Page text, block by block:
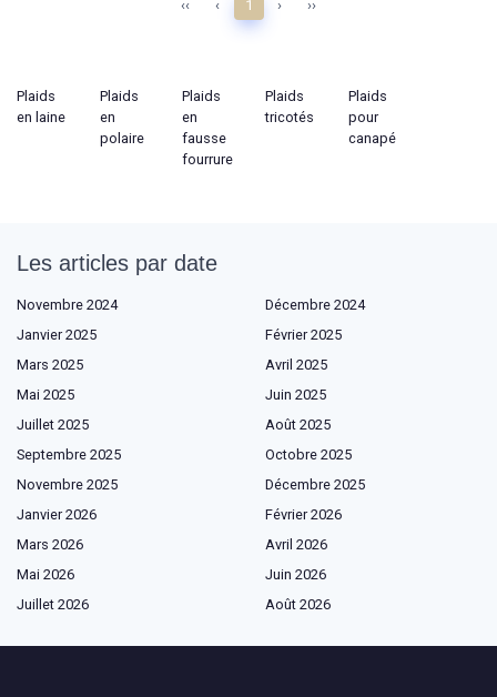
‹‹ ‹ 1 › ››
Plaids
en laine
Plaids
en
polaire
Plaids
en
fausse
fourrure
Plaids
tricotés
Plaids
pour
canapé
Les articles par date
Novembre 2024
Décembre 2024
Janvier 2025
Février 2025
Mars 2025
Avril 2025
Mai 2025
Juin 2025
Juillet 2025
Août 2025
Septembre 2025
Octobre 2025
Novembre 2025
Décembre 2025
Janvier 2026
Février 2026
Mars 2026
Avril 2026
Mai 2026
Juin 2026
Juillet 2026
Août 2026